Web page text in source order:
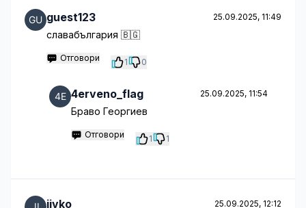
guest123 25.09.2025, 11:49
славабългария 🇧🇬
Отговори 1 0
4erveno_flag 25.09.2025, 11:54
Браво Георгиев
Отговори 1 1
jivko 25.09.2025, 12:12